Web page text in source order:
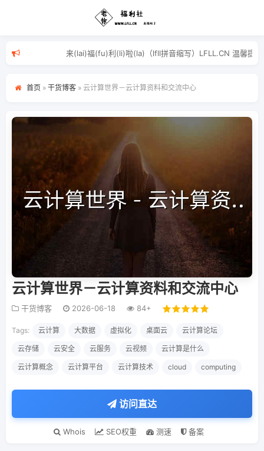
来(lai)福(fu)利(li)啦(la)（lfll拼音缩写）LFLL.CN 温馨提示
首页 » 干货博客 » 云计算世界－云计算资料和交流中心
云计算世界－云计算资料和交流中心
干货博客 2026-06-18 84+
Tags: 云计算 大数据 虚拟化 桌面云 云计算论坛
云存储 云安全 云服务 云视频 云计算是什么
云计算概念 云计算平台 云计算技术 cloud computing
访问直达
Whois SEO权重 测速 备案